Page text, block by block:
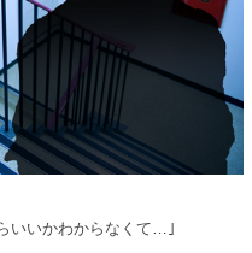
いいかわからなくて…｣